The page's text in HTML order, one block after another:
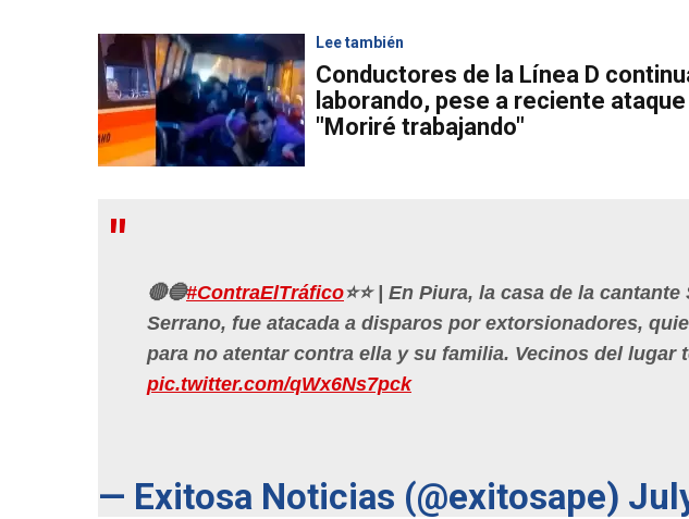
Lee también
Conductores de la Línea D
laborando, pese a reciente
"Moriré trabajando"
🔴🔵#ContraElTráfico⭐⭐ | En Piura, la casa de la
Serrano, fue atacada a disparos por extorsionadores,
para no atentar contra ella y su familia. Vecinos del lugar
pic.twitter.com/qWx6Ns7pck
— Exitosa Noticias (@exitosape)